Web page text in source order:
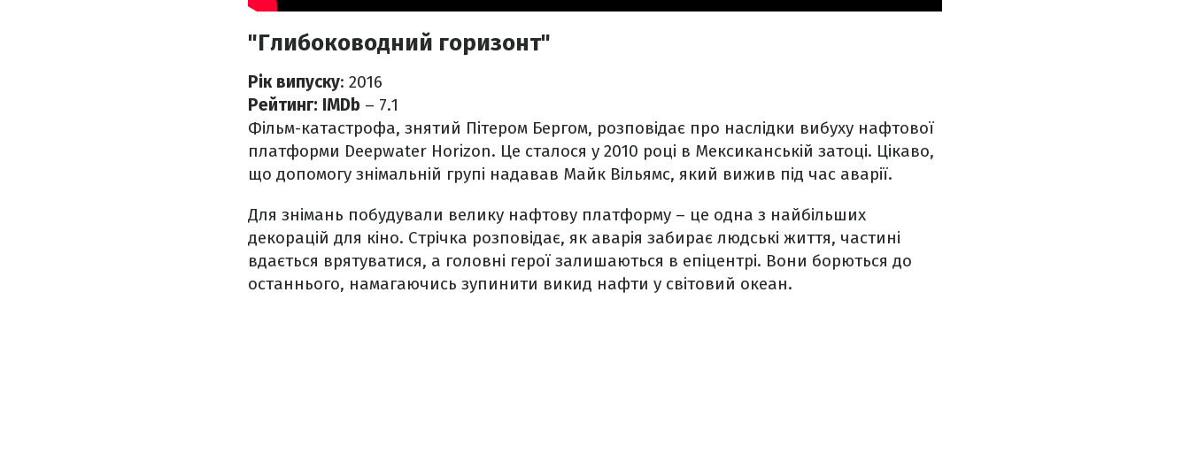
"Глибоководний горизонт"
Рік випуску: 2016
Рейтинг: IMDb – 7.1
Фільм-катастрофа, знятий Пітером Бергом, розповідає про наслідки вибуху нафтової
платформи Deepwater Horizon. Це сталося у 2010 році в Мексиканській затоці. Цікаво,
що допомогу знімальній групі надавав Майк Вільямс, який вижив під час аварії.
Для знімань побудували велику нафтову платформу – це одна з найбільших
декорацій для кіно. Стрічка розповідає, як аварія забирає людські життя, частині
вдається врятуватися, а головні герої залишаються в епіцентрі. Вони борються до
останнього, намагаючись зупинити викид нафти у світовий океан.